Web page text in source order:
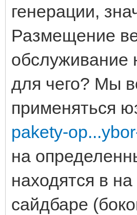
генерации,
Размещение
обслуживание
для чего? Мы
применяться
pakety-
на
находятся в
сайдбаре